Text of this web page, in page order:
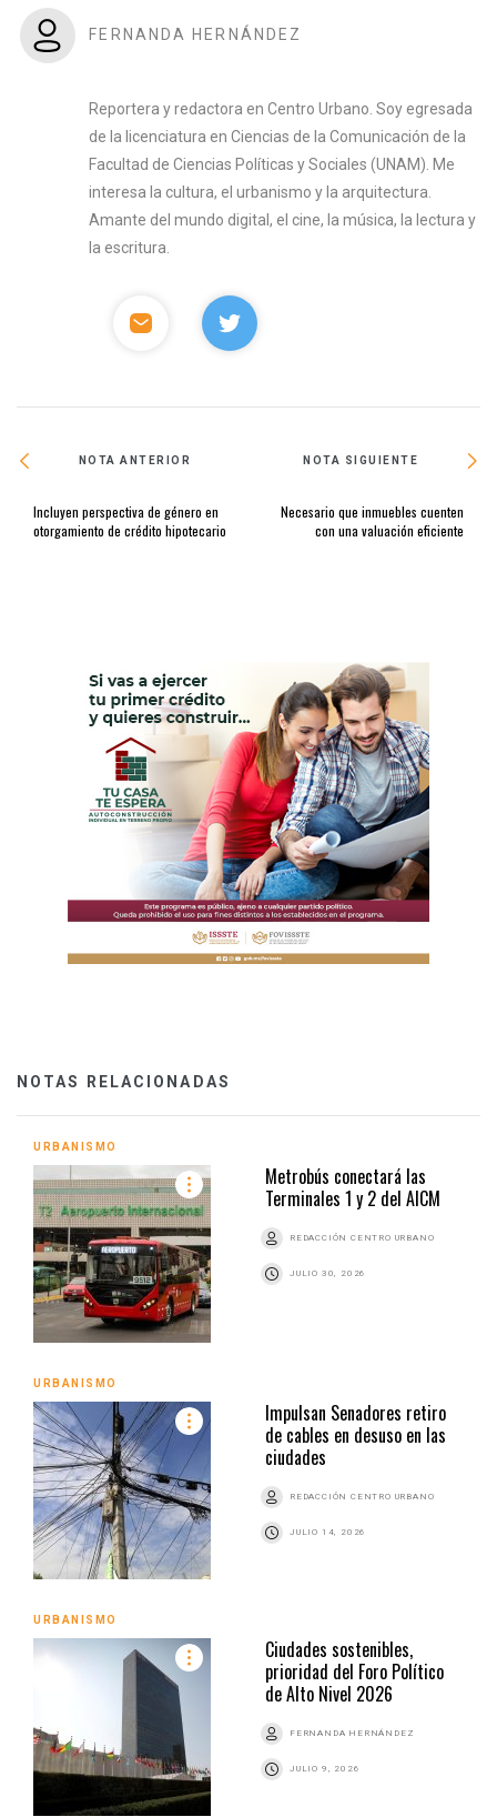
FERNANDA HERNÁNDEZ
Reportera y redactora en Centro Urbano. Soy egresada
de la licenciatura en Ciencias de la Comunicación de la
Facultad de Ciencias Políticas y Sociales (UNAM). Me
interesa la cultura, el urbanismo y la arquitectura.
Amante del mundo digital, el cine, la música, la lectura y
la escritura.
NOTA ANTERIOR
Incluyen perspectiva de género en
otorgamiento de crédito hipotecario
NOTA SIGUIENTE
Necesario que inmuebles cuenten
con una valuación eficiente
NOTAS RELACIONADAS
URBANISMO
Metrobús conectará las
Terminales 1 y 2 del AICM
REDACCIÓN CENTRO URBANO
JULIO 30, 2026
URBANISMO
Impulsan Senadores retiro
de cables en desuso en las
ciudades
REDACCIÓN CENTRO URBANO
JULIO 14, 2026
URBANISMO
Ciudades sostenibles,
prioridad del Foro Político
de Alto Nivel 2026
FERNANDA HERNÁNDEZ
JULIO 9, 2026